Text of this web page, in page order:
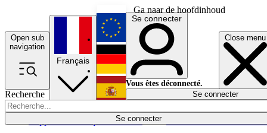
Ga naar de hoofdinhoud
Open sub
navigation
Close menu
Recherche
Se connecter
Économie
Français
English
Deutsch
Español
Se connecter
Vous êtes déconnecté.
Se connecter